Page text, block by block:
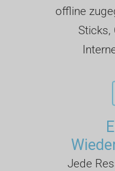
offline
Sticks,
Jede